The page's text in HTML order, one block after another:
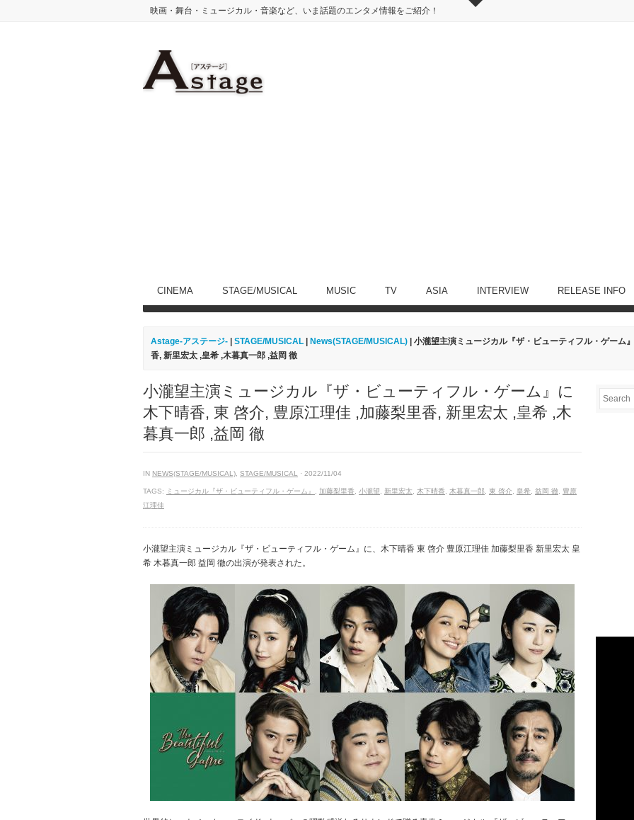
映画・舞台・ミュージカル・音楽など、いま話題のエンタメ情報をご紹介！
CINEMA STAGE/MUSICAL MUSIC TV ASIA INTERVIEW RELEASE INFO
Astage-アステージ- STAGE/MUSICAL News(STAGE/MUSICAL) | 小瀧望主演ミュージカル『ザ・ビューティフル・ゲーム
香, 新里宏太 ,皇希 ,木暮真一郎 ,益岡 徹
小瀧望主演ミュージカル『ザ・ビューティフル・ゲーム』に
木下晴香, 東 啓介, 豊原江理佳 ,加藤梨里香, 新里宏太 ,皇希 ,木
暮真一郎 ,益岡 徹
IN NEWS(STAGE/MUSICAL) STAGE/MUSICAL · 2022/11/04
TAGS: ミュージカル『ザ・ビューティフル・ゲーム』 加藤梨里香 小瀧望 新里宏太 木下晴香 木暮真一郎 東 啓介 皇希 益岡 徹
豊原
江理佳
小瀧望主演ミュージカル『ザ・ビューティフル・ゲーム』に、木下晴香 東 啓介 豊原江理佳 加藤梨里香 新里宏太 皇
希 木暮真一郎 益岡 徹の出演が発表された。